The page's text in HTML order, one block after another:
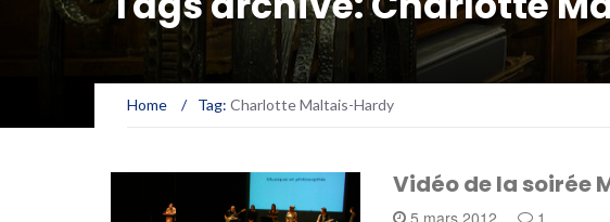
Home / Tag: Charlotte Maltais-Hardy
Vidéo de la soirée
5 mars 2012 1